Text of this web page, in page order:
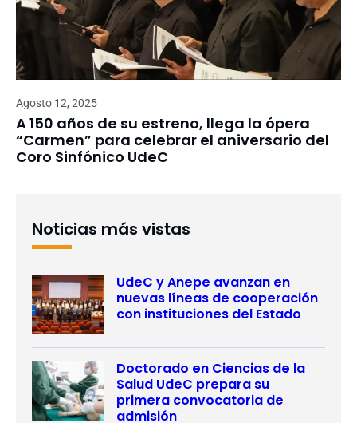
Agosto 12, 2025
A 150 años de su estreno, llega la ópera
“Carmen” para celebrar el aniversario del
Coro Sinfónico UdeC
Noticias más vistas
UdeC y Anepe avanzan en
nuevas líneas de cooperación
con instituciones del Estado
Doctorado en Ciencias de la
Salud UdeC prepara su
primera convocatoria de
admisión